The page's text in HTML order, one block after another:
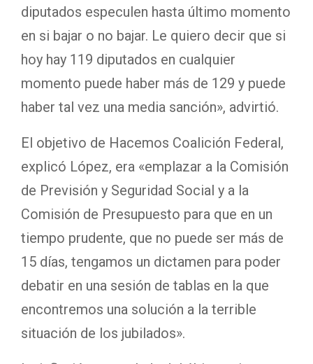
diputados especulen hasta último momento
en si bajar o no bajar. Le quiero decir que si
hoy hay 119 diputados en cualquier
momento puede haber más de 129 y puede
haber tal vez una media sanción», advirtió.
El objetivo de Hacemos Coalición Federal,
explicó López, era «emplazar a la Comisión
de Previsión y Seguridad Social y a la
Comisión de Presupuesto para que en un
tiempo prudente, que no puede ser más de
15 días, tengamos un dictamen para poder
debatir en una sesión de tablas en la que
encontremos una solución a la terrible
situación de los jubilados».